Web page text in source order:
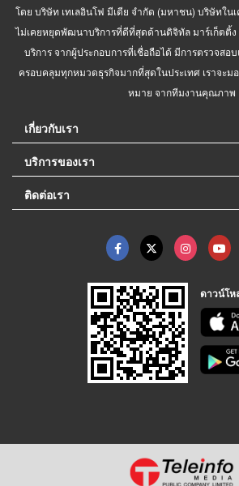
โดย บริษัท เทเลอินโฟ มีเดีย จำกัด (มหาชน) บริษัทในเ
ไม่เคยหยุดพัฒนาบริการที่ดีที่สุดด้านดิจิทัล มาร์เก็ตติ้ง
บริการ จากผู้ประกอบการที่เชื่อถือได้ มีการตรวจสอ
ครอบคลุมทุกหมวดธุรกิจมากที่สุดในประเทศ เราจะ
หมาย จากทีมงานคุณภาพ
เกี่ยวกับเรา
บริการของเรา
ติดต่อเรา
ดาวน์โห